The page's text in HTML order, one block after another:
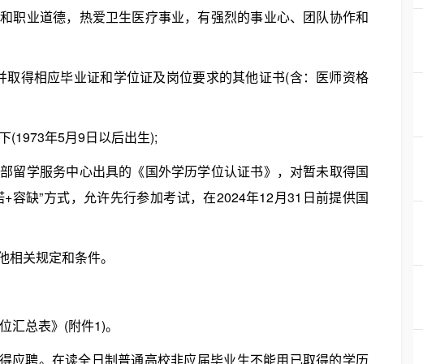
业道德，热爱卫生医疗事业，有强烈的事业心、团队协作和
相应毕业证和学位证及岗位要求的其他证书(含：医师资格
年5月9日以后出生);
学服务中心出具的《国外学历学位认证书》，对暂未取得国
容缺”方式，允许先行参加考试，在2024年12月31日前提供国
关规定和条件。
总表》(附件1)。
聘。在读全日制普通高校非应届毕业生不能用已取得的学历